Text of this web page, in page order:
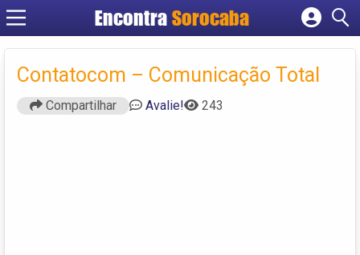
EncontraSorocaba
Cadastrar empresa
Criar conta
Contatocom – Comunicação Total
Compartilhar Avalie! 243